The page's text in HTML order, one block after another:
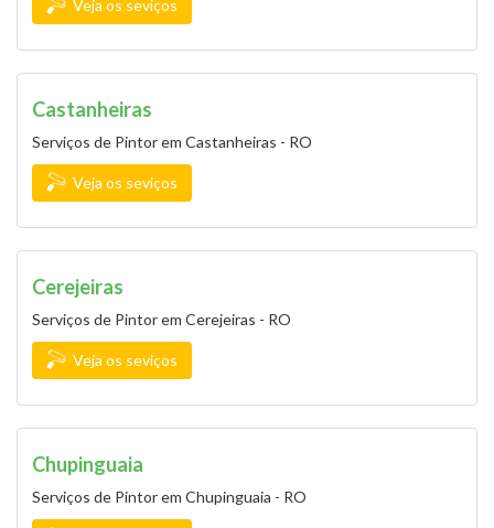
Veja os seviços
Castanheiras
Serviços de Pintor em Castanheiras - RO
Veja os seviços
Cerejeiras
Serviços de Pintor em Cerejeiras - RO
Veja os seviços
Chupinguaia
Serviços de Pintor em Chupinguaia - RO